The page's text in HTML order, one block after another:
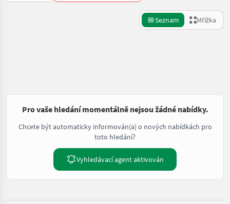
Seznam Mřížka
Pro vaše hledání momentálně nejsou žádné nabídky.
Chcete být automaticky informován(a) o nových nabídkách pro
toto hledání?
Vyhledávací agent aktivován